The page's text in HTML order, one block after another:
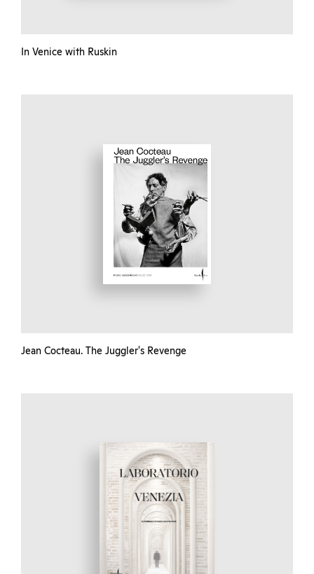
In Venice with Ruskin
Jean Cocteau. The Juggler's Revenge